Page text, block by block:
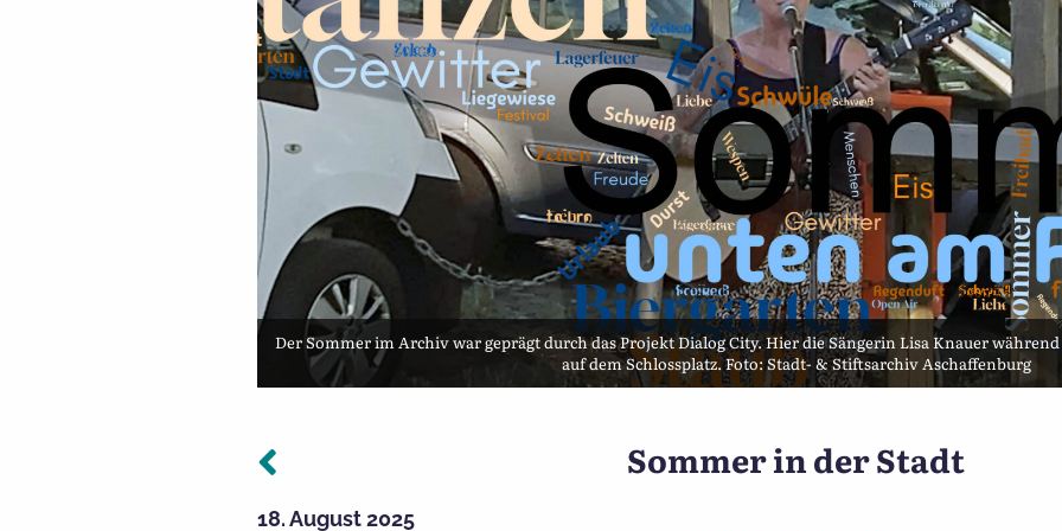
Der Sommer im Archiv war geprägt durch das Projekt Dialog City. Hier die Sängerin Lisa Knauer
auf dem Schlossplatz. Foto: Stadt- & Stiftsarchiv Aschaffenburg
Beitragsnavigation
Vorheriger: Heimat:data – Ein Projekt
Sommer in der Stadt
18. August 2025